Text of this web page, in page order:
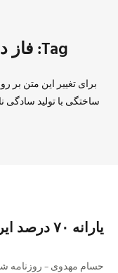
Tag: فاز دوم هدفمندی یارانه ها
برای تغییر این متن بر
ساختگی با تولید سادگی
یارانه ۷۰ درصد ایرانیان باید حذف شود